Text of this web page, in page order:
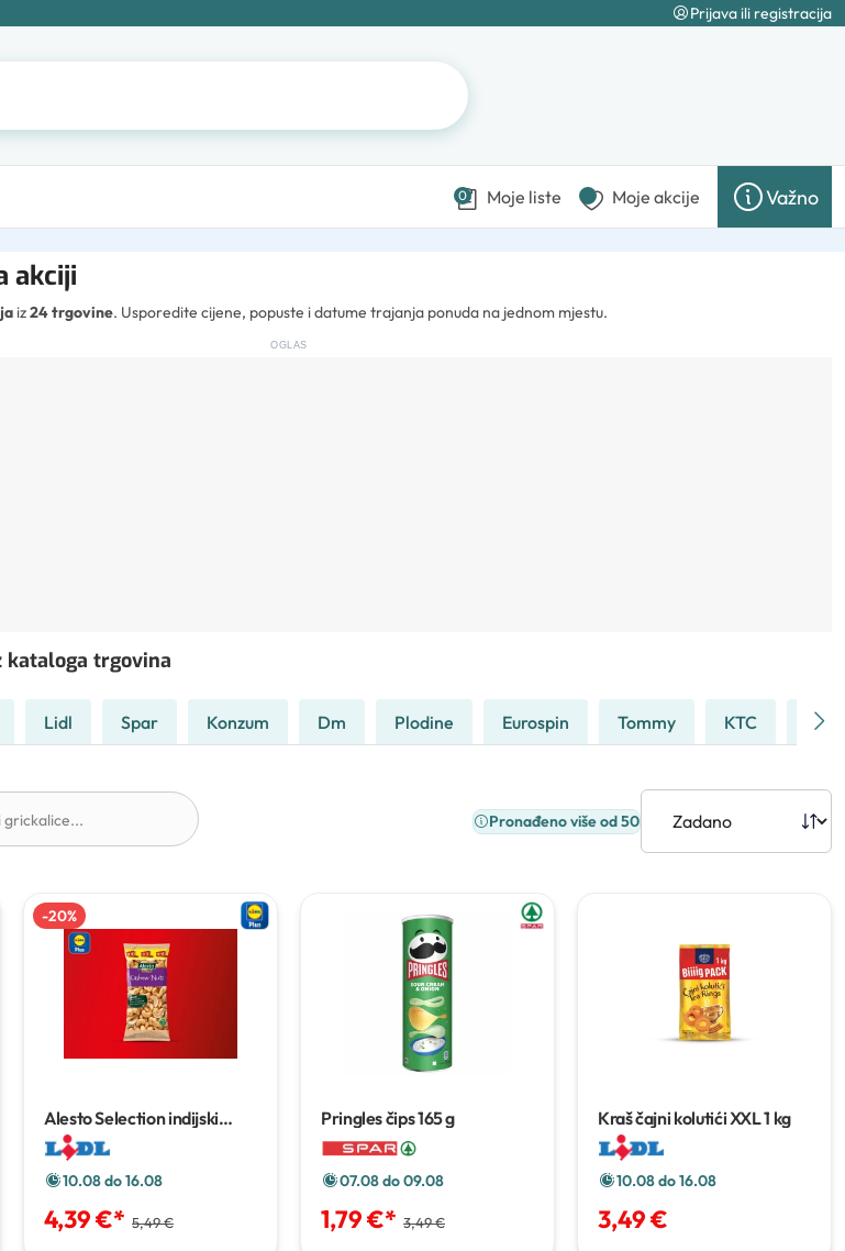
Prijava ili registracija
0 Moje liste Moje akcije Važno
akciji
iz24 trgovine. Usporedite cijene, popuste i datume trajanja ponuda na jednom mjestu.
OGLAS
kataloga trgovina
Lidl Spar Konzum Dm Plodine Eurospin Tommy KTC
Pronađeno više od 50
-20%
Alesto Selection indijski
oraščići XXL
10.08 do 16.08
4,39 €* 5,49 €
Pringles čips165 g
07.08 do 09.08
1,79 €* 3,49 €
Kraš čajni kolutići XXL1 kg
10.08 do 16.08
3,49 €